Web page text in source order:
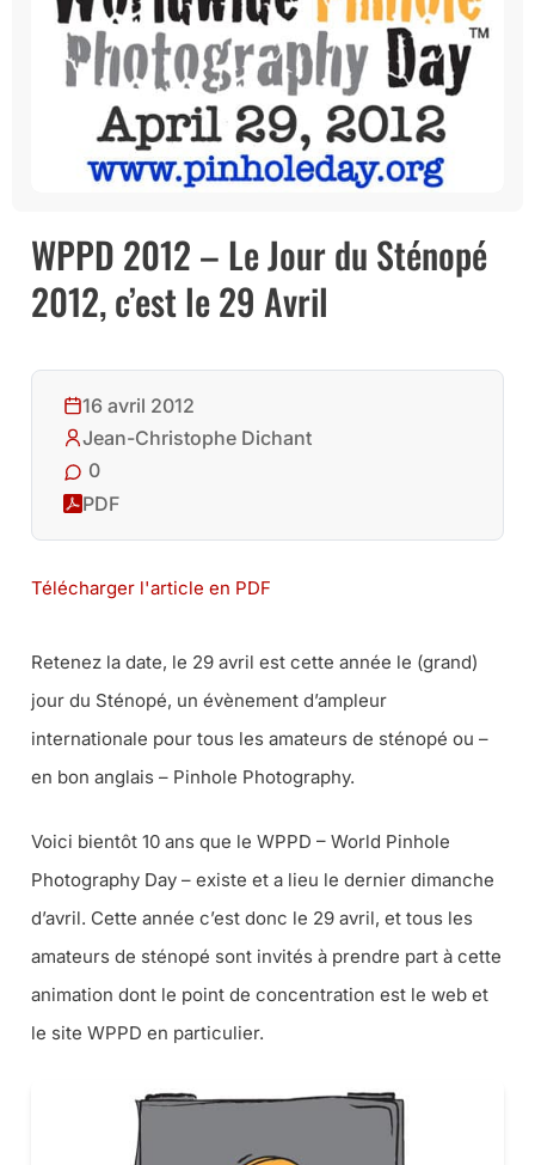
WPPD 2012 – Le Jour du Sténopé
2012, c’est le 29 Avril
16 avril 2012
Jean-Christophe Dichant
0
PDF
Télécharger l'article en PDF
Retenez la date, le 29 avril est cette année le (grand)
jour du Sténopé, un évènement d’ampleur
internationale pour tous les amateurs de sténopé ou –
en bon anglais – Pinhole Photography.
Voici bientôt 10 ans que le WPPD – World Pinhole
Photography Day – existe et a lieu le dernier dimanche
d’avril. Cette année c’est donc le 29 avril, et tous les
amateurs de sténopé sont invités à prendre part à cette
animation dont le point de concentration est le web et
le site WPPD en particulier.